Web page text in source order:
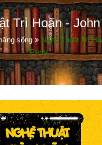
Trì Hoãn -
sống
Nghệ Thuật Trì
Perry